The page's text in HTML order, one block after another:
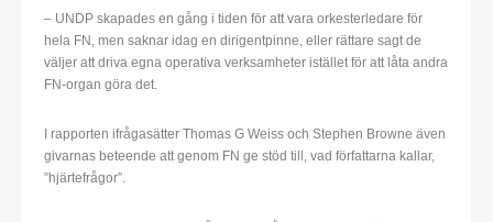
– UNDP skapades en gång i tiden för att vara orkesterledare för
hela FN, men saknar idag en dirigentpinne, eller rättare sagt de
väljer att driva egna operativa verksamheter istället för att låta andra
FN-organ göra det.
I rapporten ifrågasätter Thomas G Weiss och Stephen Browne även
givarnas beteende att genom FN ge stöd till, vad författarna kallar,
”hjärtefrågor”.